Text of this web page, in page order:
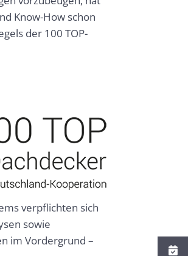
Know-How schon
der 100 TOP-
verpflichten sich
sowie
im Vordergrund –